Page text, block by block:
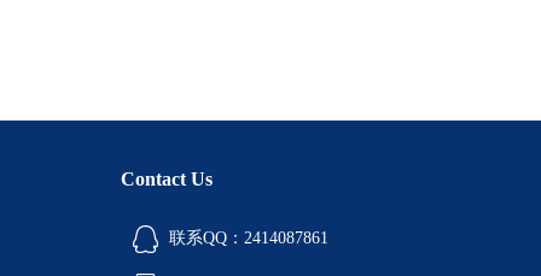
Contact Us
联系QQ：2414087861